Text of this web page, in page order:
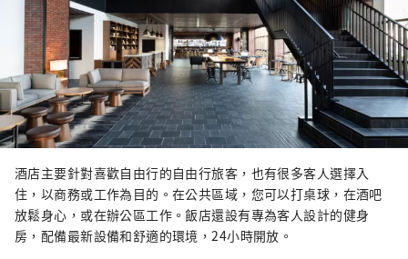
酒店主要針對喜歡自由行的自由行旅客，也有很多客人選擇入
住，以商務或工作為目的。在公共區域，您可以打桌球，在酒吧
放鬆身心，或在辦公區工作。飯店還設有專為客人設計的健身
房，配備最新設備和舒適的環境，24小時開放。